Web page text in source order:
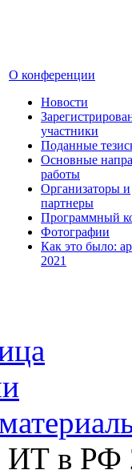
О конференции
Новости
участники
Поданные
Основные
работы
Организаторы и
партнеры
Программный
Фотографии
Как это было:
2021
ИТ в РФ